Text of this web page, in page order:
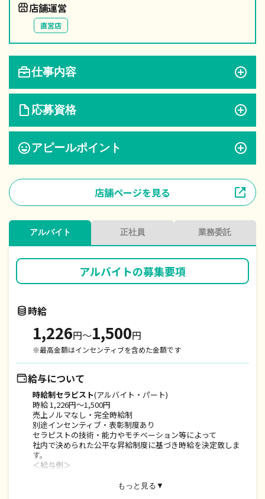
店舗運営
直営店
仕事内容
応募資格
アピールポイント
店舗ページを見る
アルバイト 正社員 業務委託
アルバイトの募集要項
時給
1,226円〜1,500円
※最高金額はインセンティブを含めた金額です
給与について
時給制セラピスト(アルバイト・パート)
時給 1,226円〜1,500円
売上ノルマなし・完全時給制
別途インセンティブ・表彰制度あり
セラピストの技術・能力やモチベーション等によって
社内で決められた公平な昇給制度に基づき時給を決定致しま
す。
＜給与例＞
月間20日勤務（週5日出勤）× 1日7時間勤務（9:30～
もっと見る▼